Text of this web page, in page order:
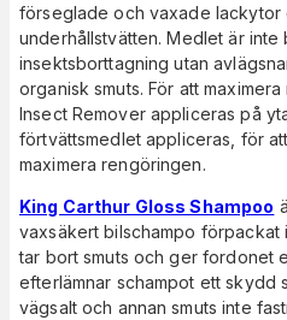
förseglade och vaxade lackytor
underhållstvätten. Medlet är
insektsborttagning utan
organisk smuts. För att
Insect Remover appliceras på
förtvättsmedlet appliceras, för
maximera rengöringen.
King Carthur Gloss Shampoo
vaxsäkert bilschampo
tar bort smuts och ger fordonet
efterlämnar schampot ett skydd
vägsalt och annan smuts inte